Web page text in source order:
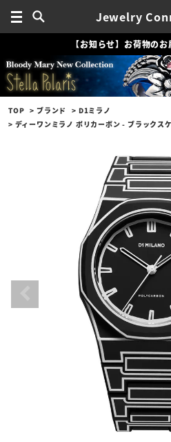
Jewelry
【お知らせ】お荷物の
TOP ブランド
D1ミラノ
ディーワンミラノ ポリカーボン - ブラックス